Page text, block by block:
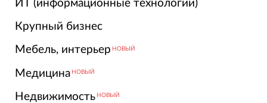
ИТ (информационные технологии)
Крупный бизнес
Мебель, интерьер НОВЫЙ
Медицина НОВЫЙ
Недвижимость НОВЫЙ